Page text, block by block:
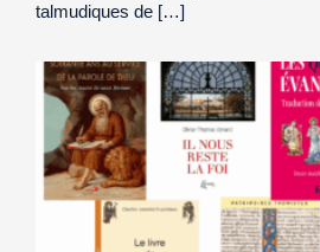
talmudiques de […]